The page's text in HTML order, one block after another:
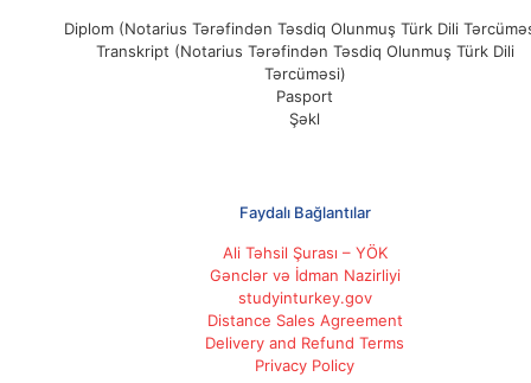
Diplom (Notarius Tərəfindən Təsdiq Olunmuş Türk Dili
Transkript (Notarius Tərəfindən Təsdiq Olunmuş Türk Dili
Tərcüməsi)
Pasport
Şəkl
Faydalı Bağlantılar
Ali Təhsil Şurası – YÖK
Gənclər və İdman Nazirliyi
studyinturkey.gov
Distance Sales Agreement
Delivery and Refund Terms
Privacy Policy